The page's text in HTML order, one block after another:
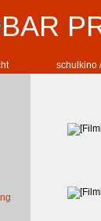
schulkino